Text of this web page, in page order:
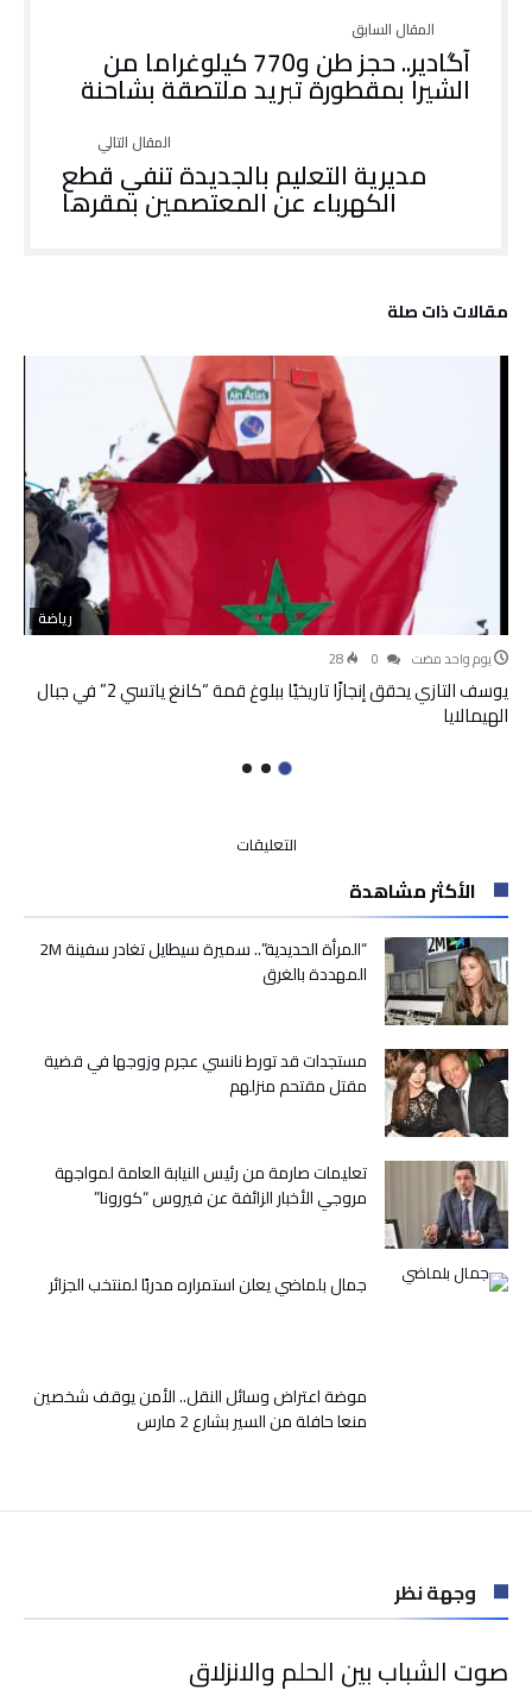
آگادير.. حجز طن و770 كيلوغراما من
الشيرا بمقطورة تبريد ملتصقة بشاحنة
مديرية التعليم بالجديدة تنفي قطع
الكهرباء عن المعتصمين بمقرها
‫مقالات ذات صلة‬
رياضة
‫‫‫‏‫يوم واحد مضت‬ 28
يوسف التازي يحقق إنجازًا تاريخيًا ببلوغ قمة “كانغ ياتسي 2” في جبال
الهيمالايا
التعليقات
للضمان
الاجتماعي
يقرر
التأمين
الإجباري
مغلقة
الأكثر مشاهدة
“المرأة الحديدية”.. سميرة سيطايل تغادر سفينة 2M
المهددة بالغرق
مستجدات قد تورط نانسي عجرم وزوجها في قضية
مقتل مقتحم منزلهم
تعليمات صارمة من رئيس النيابة العامة لمواجهة
مروجي الأخبار الزائفة عن فيروس “كورونا”
جمال بلماضي يعلن استمراره مدربًا لمنتخب الجزائر
موضة اعتراض وسائل النقل.. الأمن يوقف شخصين
منعا حافلة من السير بشارع 2 مارس
وجهة نظر
صوت الشباب بين الحلم والانزلاق